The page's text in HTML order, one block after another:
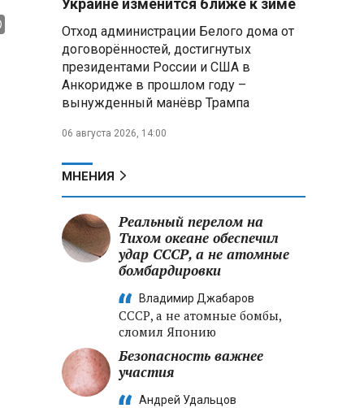
ударах по территории РФ
После атаки дронов ВСУ на
склад Wildberries в
Екатеринбурге эвакуировали 800
над регионами России и Черным
морем
Вячеслав Володин обсудил
развитие курортного Хвалынска
и напомнил о его культурном
Украине изменится ближе к зиме
Отход администрации Белого дома от
договорённостей, достигнутых
президентами России и США в
Анкоридже в прошлом году –
вынужденный манёвр Трампа
06 августа 2026, 14:00
МНЕНИЯ
Реальный перелом на
Тихом океане обеспечил
удар СССР, а не атомные
бомбардировки
Владимир Джабаров
СССР, а не атомные бомбы,
сломил Японию
Безопасность важнее
участия
Андрей Удальцов